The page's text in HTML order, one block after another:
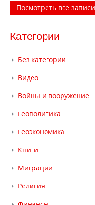
Посмотреть все записи
Категории
Без категории
Видео
Войны и вооружение
Геополитика
Геоэкономика
Книги
Миграции
Религия